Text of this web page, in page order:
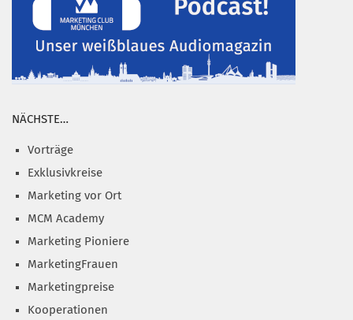
NÄCHSTE…
Vorträge
Exklusivkreise
Marketing vor Ort
MCM Academy
Marketing Pioniere
MarketingFrauen
Marketingpreise
Kooperationen